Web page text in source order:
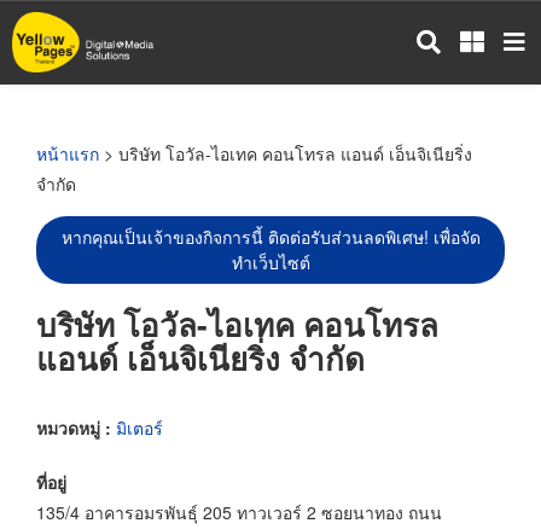
ข้าม
ไป
หน้าแรก > บริษัท โอวัล-ไอเทค คอนโทรล แอนด์ เอ็นจิเนียริ่ง
จำกัด
หากคุณเป็นเจ้าของกิจการนี้ ติดต่อรับส่วนลดพิเศษ! เพื่อจัด
ทำเว็บไซต์
บริษัท โอวัล-ไอเทค คอนโทรล
แอนด์ เอ็นจิเนียริ่ง จำกัด
หมวดหมู่ : มิเตอร์
ที่อยู่
135/4 อาคารอมรพันธุ์ 205 ทาวเวอร์ 2 ซอยนาทอง ถนน